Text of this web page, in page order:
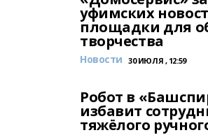
уфимских
площадки для
творчества
Новости 30 ИЮЛЯ , 12:59
Робот в
избавит
тяжёлого